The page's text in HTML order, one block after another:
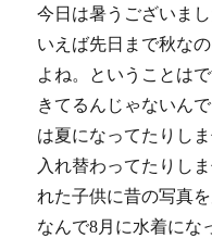
今日は暑うございま
いえば先日まで秋な
よね。ということは
きてるんじゃないん
は夏になってたりし
入れ替わってたりし
れた子供に昔の写真
なんで8月に水着にな